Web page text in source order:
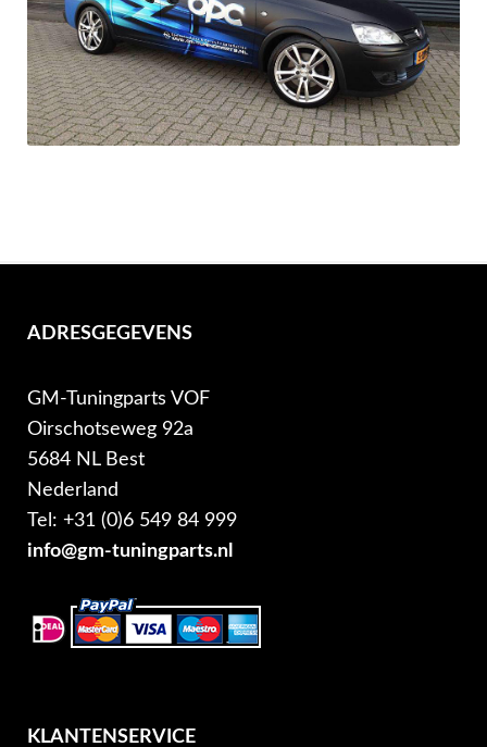
ADRESGEGEVENS
GM-Tuningparts VOF
Oirschotseweg 92a
5684 NL Best
Nederland
Tel: +31 (0)6 549 84 999
info@gm-tuningparts.nl
KLANTENSERVICE